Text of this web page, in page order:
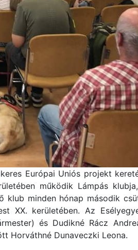
Európai Uniós projekt
működik Lámpás
klub minden hónap második
XX. kerületében. Az
és Dudikné Rácz
Horváthné Dunaveczki Leona.